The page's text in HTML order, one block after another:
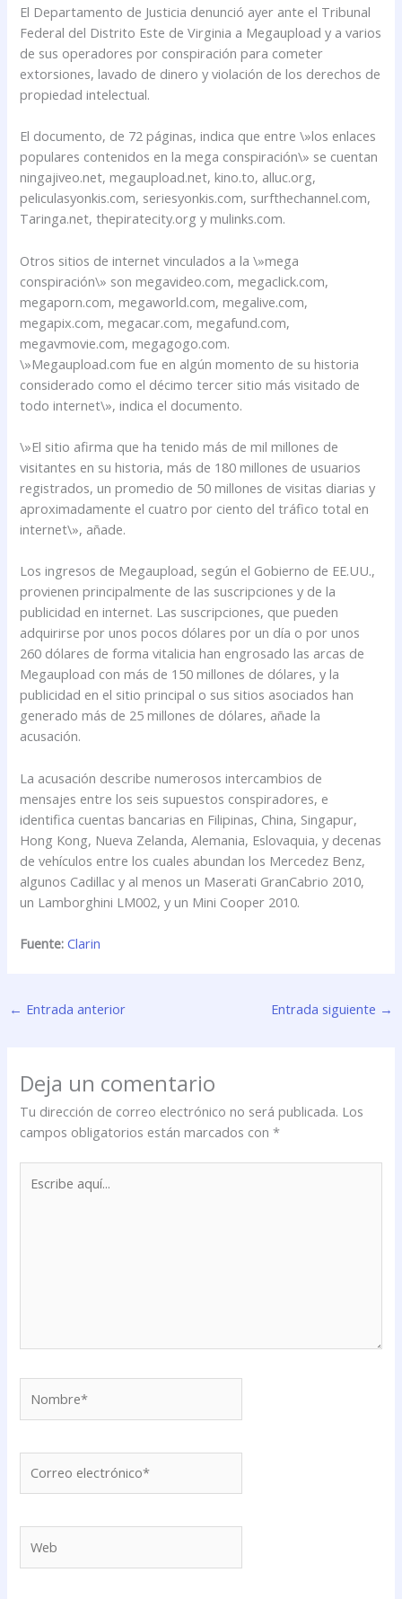
El Departamento de Justicia denunció ayer ante el Tribunal
Federal del Distrito Este de Virginia a Megaupload y a varios
de sus operadores por conspiración para cometer
extorsiones, lavado de dinero y violación de los derechos de
propiedad intelectual.
El documento, de 72 páginas, indica que entre \»los enlaces
populares contenidos en la mega conspiración\» se cuentan
ningajiveo.net, megaupload.net, kino.to, alluc.org,
peliculasyonkis.com, seriesyonkis.com, surfthechannel.com,
Taringa.net, thepiratecity.org y mulinks.com.
Otros sitios de internet vinculados a la \»mega
conspiración\» son megavideo.com, megaclick.com,
megaporn.com, megaworld.com, megalive.com,
megapix.com, megacar.com, megafund.com,
megavmovie.com, megagogo.com.
\»Megaupload.com fue en algún momento de su historia
considerado como el décimo tercer sitio más visitado de
todo internet\», indica el documento.
\»El sitio afirma que ha tenido más de mil millones de
visitantes en su historia, más de 180 millones de usuarios
registrados, un promedio de 50 millones de visitas diarias y
aproximadamente el cuatro por ciento del tráfico total en
internet\», añade.
Los ingresos de Megaupload, según el Gobierno de EE.UU.,
provienen principalmente de las suscripciones y de la
publicidad en internet. Las suscripciones, que pueden
adquirirse por unos pocos dólares por un día o por unos
260 dólares de forma vitalicia han engrosado las arcas de
Megaupload con más de 150 millones de dólares, y la
publicidad en el sitio principal o sus sitios asociados han
generado más de 25 millones de dólares, añade la
acusación.
La acusación describe numerosos intercambios de
mensajes entre los seis supuestos conspiradores, e
identifica cuentas bancarias en Filipinas, China, Singapur,
Hong Kong, Nueva Zelanda, Alemania, Eslovaquia, y decenas
de vehículos entre los cuales abundan los Mercedez Benz,
algunos Cadillac y al menos un Maserati GranCabrio 2010,
un Lamborghini LM002, y un Mini Cooper 2010.
Fuente: Clarin
← Entrada anterior Entrada siguiente →
Deja un comentario
Tu dirección de correo electrónico no será publicada. Los
campos obligatorios están marcados con*
aquí...
electrónico*